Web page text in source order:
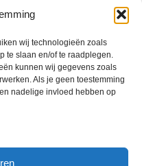
wij technologieën zoals
te slaan en/of te raadplegen.
kunnen wij gegevens zoals
Als je geen toestemming
nadelige invloed hebben op
NL005017071B31
in heel Twente